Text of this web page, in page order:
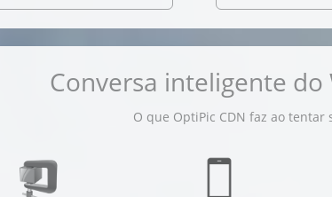
Conversa inteligente
O que OptiPic CDN faz ao